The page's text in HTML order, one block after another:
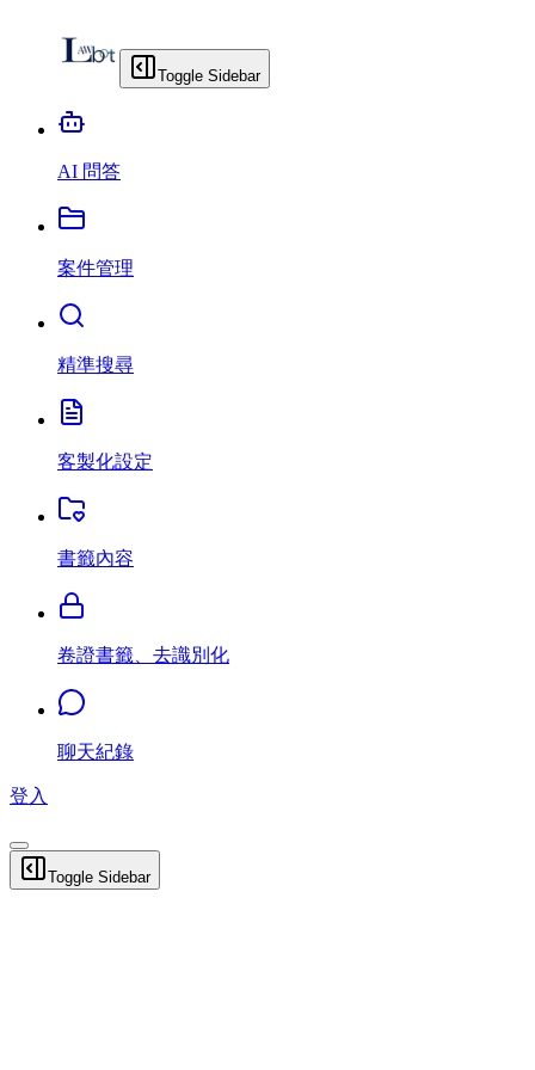
Toggle Sidebar
AI 問答
案件管理
精準搜尋
客製化設定
書籤內容
卷證書籤、去識別化
聊天紀錄
登入
Toggle Sidebar